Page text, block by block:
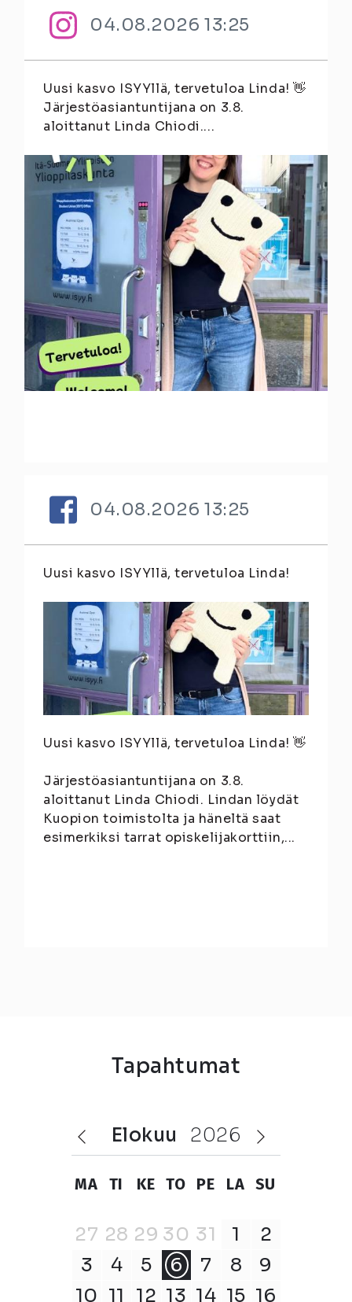
04.08.2026 13:25
Uusi kasvo ISYYllä, tervetuloa Linda! 👋
Järjestöasiantuntijana on 3.8.
aloittanut Linda Chiodi....
04.08.2026 13:25
Uusi kasvo ISYYllä, tervetuloa Linda!
Uusi kasvo ISYYllä, tervetuloa Linda! 👋
Järjestöasiantuntijana on 3.8.
aloittanut Linda Chiodi. Lindan löydät
Kuopion toimistolta ja häneltä saat
esimerkiksi tarrat opiskelijakorttiin,...
Tapahtumat
elokuu 2026
MA TI KE TO PE LA SU
27 28 29 30 31 1
2
3
4 5 6 7 8
9
10 11 12 13 14 15 16